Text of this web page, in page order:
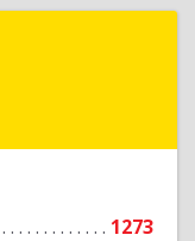
1273
г, Ленина пр-